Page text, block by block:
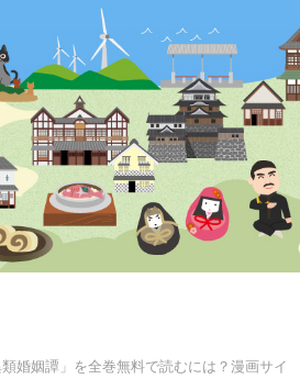
婚姻譚」を全巻無料で読むには？漫画サイ